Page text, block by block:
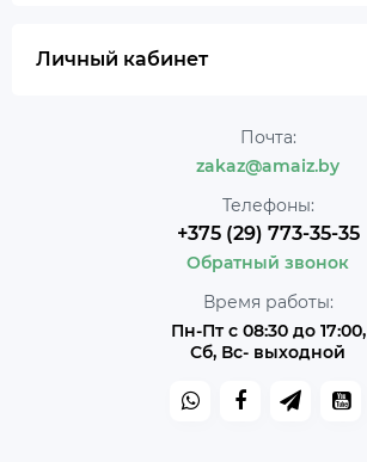
Личный кабинет
Почта:
zakaz@amaiz.by
Телефоны:
+375 (29) 773-35-35
Обратный звонок
Время работы:
Пн-Пт с 08:30 до 17:00,
Сб, Вс- выходной